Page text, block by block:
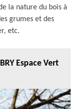
la nature du bois à
grumes et des
etc.
Espace Vert